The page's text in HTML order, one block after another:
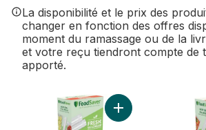
La disponibilité et le prix des
changer en fonction des offres
moment du ramassage ou de la
et votre reçu tiendront compte de
apporté.
Ajouter Rouleaux